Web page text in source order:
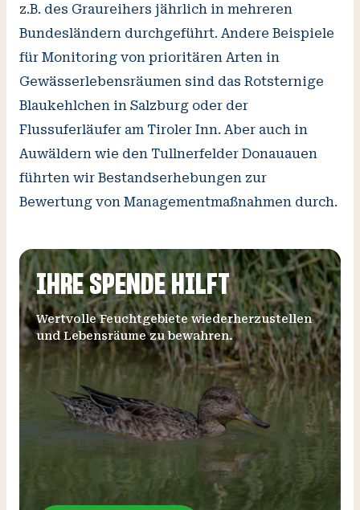
z.B. des Graureihers jährlich in mehreren
Bundesländern durchgeführt. Andere Beispiele
für Monitoring von prioritären Arten in
Gewässerlebensräumen sind das Rotsternige
Blaukehlchen in Salzburg oder der
Flussuferläufer am Tiroler Inn. Aber auch in
Auwäldern wie den Tullnerfelder Donauauen
führten wir Bestandserhebungen zur
Bewertung von Managementmaßnahmen durch.
IHRE SPENDE HILFT
Wertvolle Feuchtgebiete wiederherzustellen
und Lebensräume zu bewahren.